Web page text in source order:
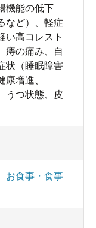
機能の低下
など）、軽症
い高コレスト
痔の痛み、自
状（睡眠障害
増進、
うつ状態、皮
お食事・食事